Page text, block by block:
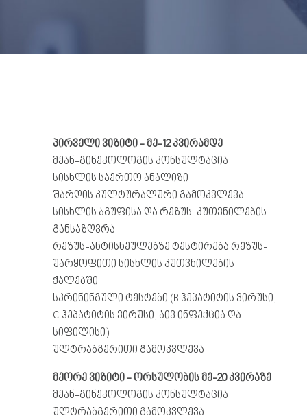
პირველი ვიზიტი - მე-12კვირამდე
მეან-გინეკოლოგის კონსულტაცია
სისხლის საერთო ანალიზი
შარდის კულტურალური გამოკვლევა
სისხლის ჯგუფისა და რეზუს-კუთვნილების
განსაზღვრა
რეზუს-ანტისხეულებზე ტესტირება რეზუს-
უარყოფითი სისხლის კუთვნილების
ქალებში
სკრინინგული ტესტები (B ჰეპატიტის ვირუსი,
C ჰეპატიტის ვირუსი, აივ ინფექცია და
სიფილისი)
ულტრაბგერითი გამოკვლევა
მეორე ვიზიტი -ორსულობისმე-20კვირაზე
მეან-გინეკოლოგის კონსულტაცია
ულტრაბგერითი გამოკვლევა